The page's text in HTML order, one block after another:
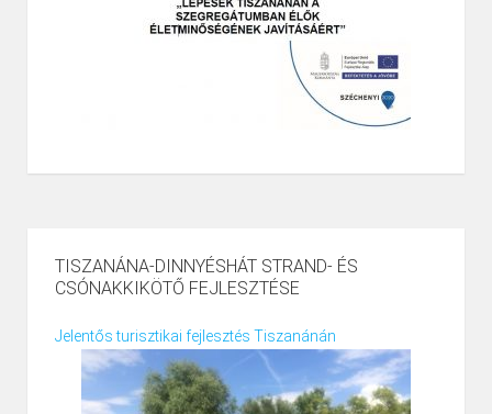
TISZANÁNA-DINNYÉSHÁT STRAND- ÉS
CSÓNAKKIKÖTŐ FEJLESZTÉSE
Jelentős turisztikai fejlesztés Tiszanánán